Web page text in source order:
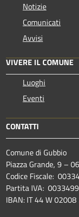
Notizie
Comunicati
Avvisi
VIVERE IL COMUNE
Luoghi
Eventi
CONTATTI
Comune di Gubbio
Piazza Grande, 9 –
Codice Fiscale:
Partita IVA:
IBAN: IT 44 W